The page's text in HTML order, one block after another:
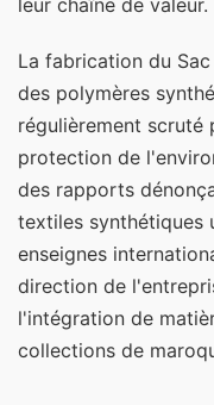
leur chaîne de valeur.
La fabrication du
des polymères
régulièrement scruté
protection de
des rapports
textiles synthétiques
enseignes
direction de
l'intégration de
collections de